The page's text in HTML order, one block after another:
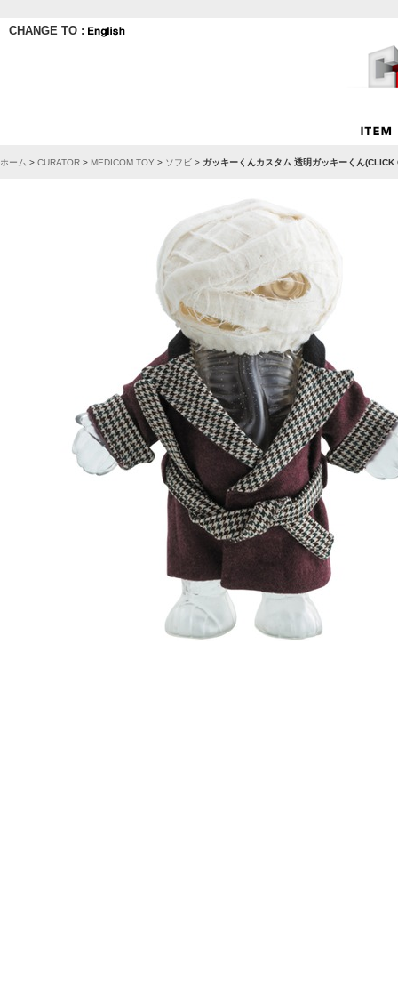
CHANGE TO :
ホーム > CURATOR > MEDICOM TOY > ソフビ > ガッキーくんカスタム 透明ガッキーくん(CLICK